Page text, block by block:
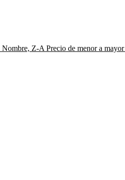
Nombre, Z-A Precio de menor a mayor